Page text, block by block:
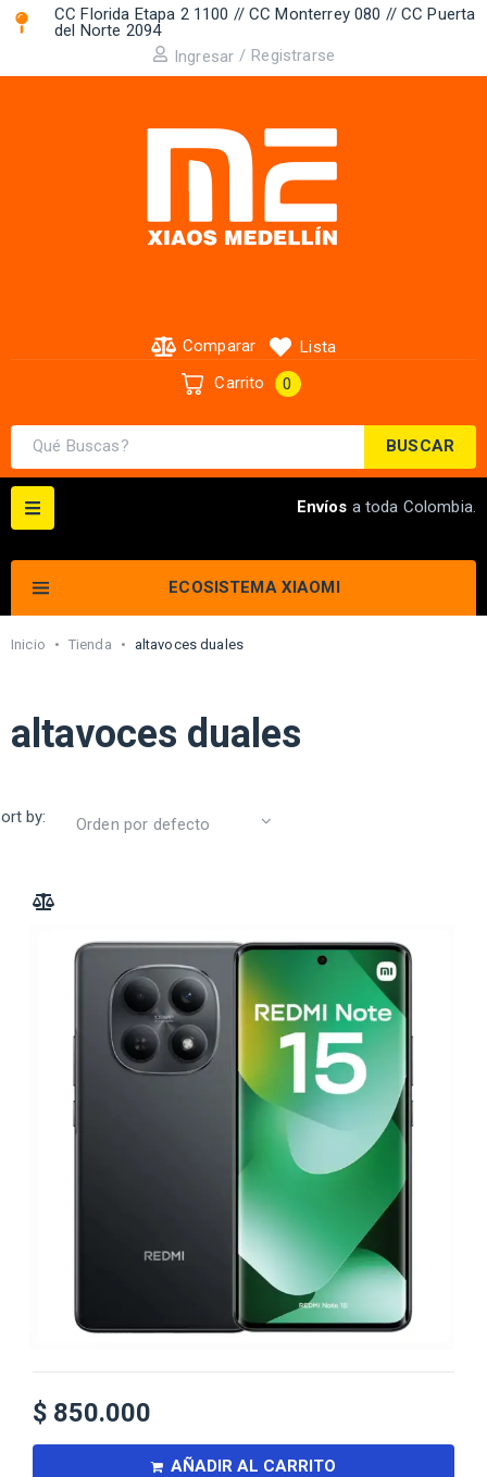
CC Florida Etapa 2 1100 // CC Monterrey 080 // CC Puerta
del Norte 2094 ​
Ingresar / Registrarse
BUSCAR
Comparar
Lista
Carrito
0
ECOSISTEMA XIAOMI
Envíos a toda Colombia.
Inicio • Tienda • altavoces duales
altavoces duales
by:
$ 850.000
AÑADIR AL CARRITO